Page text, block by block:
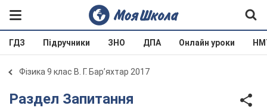
ГДЗ Підручники ЗНО ДПА Онлайн уроки
Фізика 9 клас В. Г. Бар’яхтар 2017
Раздел Запитання